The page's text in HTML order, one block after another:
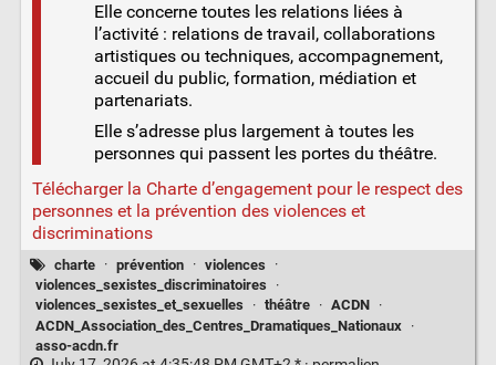
Elle concerne toutes les relations liées à
l’activité : relations de travail, collaborations
artistiques ou techniques, accompagnement,
accueil du public, formation, médiation et
partenariats.
Elle s’adresse plus largement à toutes les
personnes qui passent les portes du théâtre.
Télécharger la Charte d’engagement pour le respect des
personnes et la prévention des violences et
discriminations
charte · prévention · violences
·
violences_sexistes_discriminatoires
·
violences_sexistes_et_sexuelles
· théâtre · ACDN ·
ACDN_Association_des_Centres_Dramatiques_Nationaux
·
asso-acdn.fr